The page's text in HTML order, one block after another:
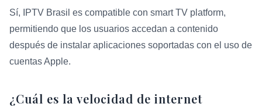
Sí, IPTV Brasil es compatible con smart TV platform,
permitiendo que los usuarios accedan a contenido
después de instalar aplicaciones soportadas con el uso de
cuentas Apple.
¿Cuál es la velocidad de internet